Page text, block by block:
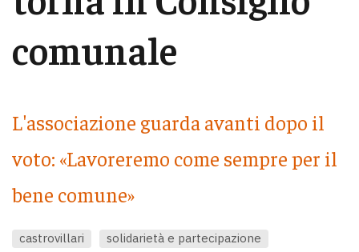
comunale
L'associazione guarda avanti dopo il
voto: «Lavoreremo come sempre per il
bene comune»
castrovillari
solidarietà e partecipazione